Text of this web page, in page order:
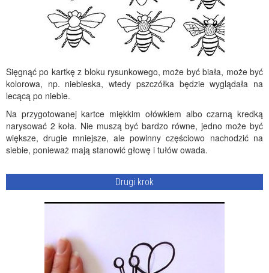
Sięgnąć po kartkę z bloku rysunkowego, może być biała, może być
kolorowa, np. niebieska, wtedy pszczółka będzie wyglądała na
lecącą po niebie.
Na przygotowanej kartce miękkim ołówkiem albo czarną kredką
narysować 2 koła. Nie muszą być bardzo równe, jedno może być
większe, drugie mniejsze, ale powinny częściowo nachodzić na
siebie, ponieważ mają stanowić głowę i tułów owada.
Drugi krok